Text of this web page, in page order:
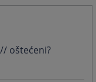
oštećeni?